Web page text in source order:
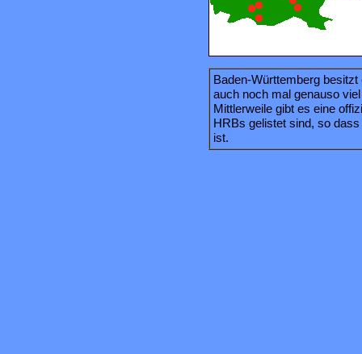
Baden-Württemberg besitzt
auch noch mal genauso
Mittlerweile gibt es eine
HRBs gelistet sind, so
ist.